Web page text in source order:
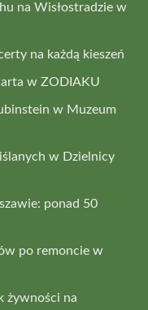
na Wisłostradzie w
na każdą kieszeń
w ZODIAKU
w Muzeum
w Dzielnicy
ponad 50
po remoncie w
żywności na